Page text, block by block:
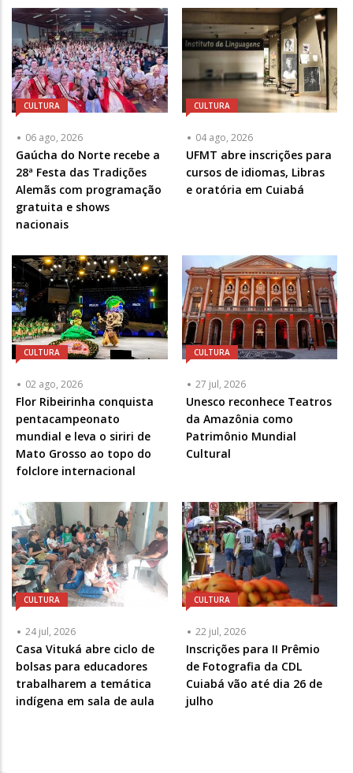
CULTURA
06 ago, 2026
Gaúcha do Norte recebe a
28ª Festa das Tradições
Alemãs com programação
gratuita e shows
nacionais
CULTURA
04 ago, 2026
UFMT abre inscrições para
cursos de idiomas, Libras
e oratória em Cuiabá
CULTURA
02 ago, 2026
Flor Ribeirinha conquista
pentacampeonato
mundial e leva o siriri de
Mato Grosso ao topo do
folclore internacional
CULTURA
27 jul, 2026
Unesco reconhece Teatros
da Amazônia como
Patrimônio Mundial
Cultural
CULTURA
24 jul, 2026
Casa Vituká abre ciclo de
bolsas para educadores
trabalharem a temática
indígena em sala de aula
CULTURA
22 jul, 2026
Inscrições para II Prêmio
de Fotografia da CDL
Cuiabá vão até dia 26 de
julho